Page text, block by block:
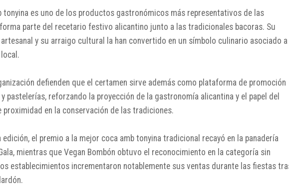
tonyina es uno de los productos gastronómicos más representativos de las
parte del recetario festivo alicantino junto a las tradicionales bacoras. Su
y su arraigo cultural la han convertido en un símbolo culinario asociado a
defienden que el certamen sirve además como plataforma de promoción
pastelerías, reforzando la proyección de la gastronomía alicantina y el papel del
proximidad en la conservación de las tradiciones.
edición, el premio a la mejor coca amb tonyina tradicional recayó en la panadería
mientras que Vegan Bombón obtuvo el reconocimiento en la categoría sin
establecimientos incrementaron notablemente sus ventas durante las fiestas